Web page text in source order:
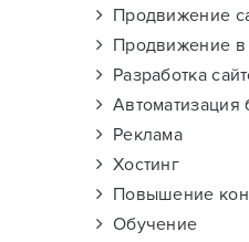
Продвижение
Продвижение в
Разработка
Автоматизация
Реклама
Хостинг
Повышение
Обучение